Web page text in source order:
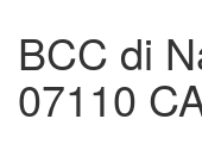
BCC di
07110